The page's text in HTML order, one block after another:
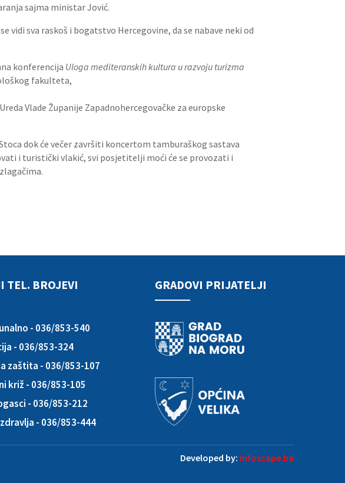
sajma ministar Jović.
vidi sva raskoš i bogatstvo Hercegovine, da se nabave neki od
konferencija Uloga mediteranskih kultura u razvoju turizma
fakulteta,
Vlade Županije Zapadnohercegovačke za europske
dok će večer završiti koncertom tamburaškog sastava
i turistički vlakić, svi posjetitelji moći će se provozati i
TEL. BROJEVI
- 036/853-540
- 036/853-324
zaštita - 036/853-107
križ - 036/853-105
- 036/853-212
- 036/853-444
GRADOVI PRIJATELJI
Developed by: infoscape.ba